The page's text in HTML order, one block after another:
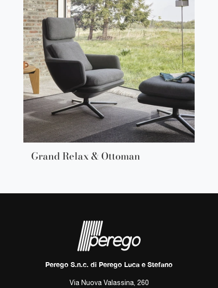
Grand Relax & Ottoman
Perego S.n.c. di Perego Luca e Stefano
Via Nuova Valassina, 260